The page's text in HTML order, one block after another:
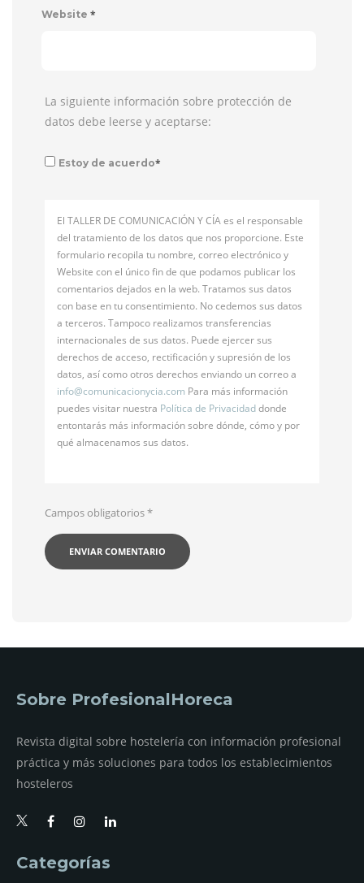
Website *
La siguiente información sobre protección de
datos debe leerse y aceptarse:
Estoy de acuerdo*
El TALLER DE COMUNICACIÓN Y CÍA es el responsable
del tratamiento de los datos que nos proporcione. Este
formulario recopila tu nombre, correo electrónico y
Website con el único fin de que podamos publicar los
comentarios dejados en la web. Tratamos sus datos
con base en tu consentimiento. No cedemos sus datos
a terceros. Tampoco realizamos transferencias
internacionales de sus datos. Puede ejercer sus
derechos de acceso, rectificación y supresión de los
datos, así como otros derechos enviando un correo a
info@comunicacionycia.com Para más información
puedes visitar nuestra Política de Privacidaddonde
entontarás más información sobre dónde, cómo y por
qué almacenamos sus datos.
Campos obligatorios*
Sobre ProfesionalHoreca
Revista digital sobre hostelería con información profesional
práctica y más soluciones para todos los establecimientos
hosteleros
Categorías